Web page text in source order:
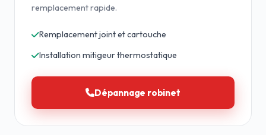
remplacement rapide.
Remplacement joint et cartouche
Installation mitigeur thermostatique
Dépannage robinet